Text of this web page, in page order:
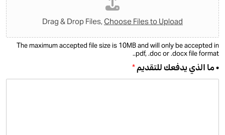
Drag & Drop Files, Choose Files to Upload
The maximum accepted file size is 10MB and will only be accepted in
.pdf, .doc or .docx file format.
• ما الذي يدفعك للتقديم*